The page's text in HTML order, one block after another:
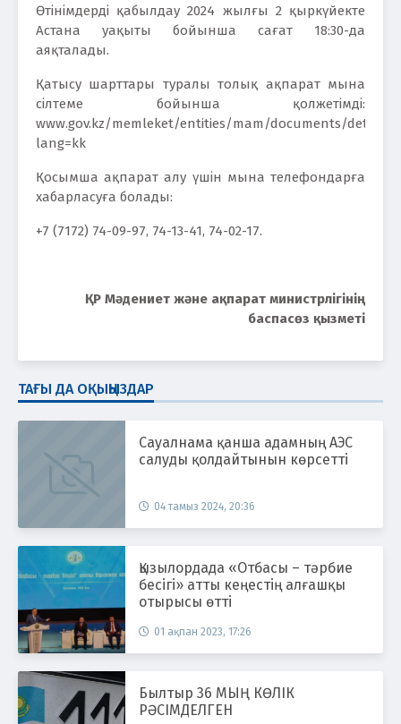
Өтінімдерді қабылдау 2024 жылғы 2 қыркүйекте
Астана уақыты бойынша сағат 18:30-да
аяқталады.
Қатысу шарттары туралы толық ақпарат мына
сілтеме бойынша қолжетімді:
www.gov.kz/memleket/entities/mam/documents/details/
lang=kk
Қосымша ақпарат алу үшін мына телефондарға
хабарласуға болады:
+7 (7172) 74-09-97, 74-13-41, 74-02-17.
ҚР Мәдениет және ақпарат министрлігінің
баспасөз қызметі
ТАҒЫ ДА ОҚЫҢЫЗДАР
Сауалнама қанша адамның АЭС
салуды қолдайтынын көрсетті
04 тамыз 2024, 20:36
Қызылордада «Отбасы – тәрбие
бесігі» атты кеңестің алғашқы
отырысы өтті
01 ақпан 2023, 17:26
Былтыр 36 МЫҢ КӨЛІК
РӘСІМДЕЛГЕН